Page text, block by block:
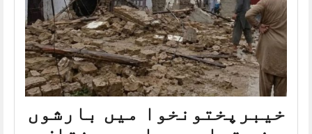
خیبرپختونخوا میں بارشوں